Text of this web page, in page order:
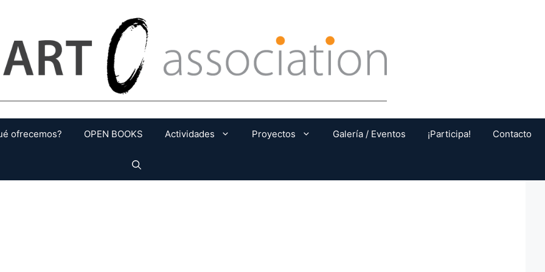
ofrecemos? OPEN BOOKS Actividades Proyectos Galería / Eventos ¡Participa! Contacto